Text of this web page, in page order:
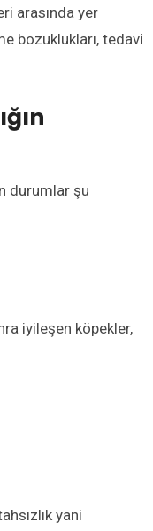
arasında yer
bozuklukları, tedavi
durumlar şu
iyileşen köpekler,
yani